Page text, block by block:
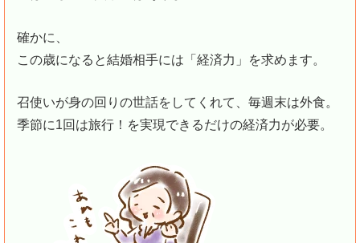
確かに、
この歳になると結婚相手には「経済力」を求めます。
召使いが身の回りの世話をしてくれて、毎週末は外食。
季節に1回は旅行！を実現できるだけの経済力が必要。